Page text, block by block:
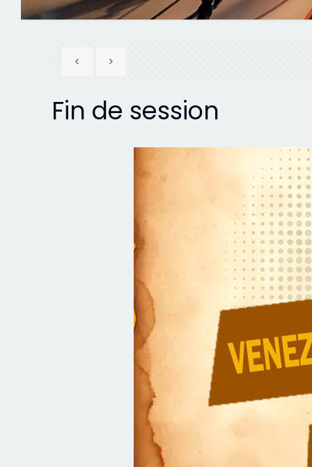
Fin de session